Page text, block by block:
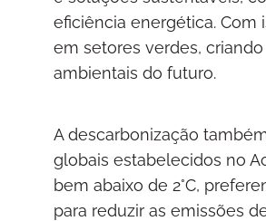
eficiência energética.
em setores verdes,
ambientais do futuro.
A descarbonização
globais estabelecidos no
bem abaixo de 2°C,
para reduzir as emissões